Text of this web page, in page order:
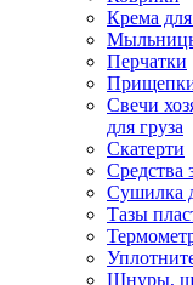
Крема
Перчатки
Свечи
для груза
Скатерти
Средства
Сушилка
Тазы
Шнуры,